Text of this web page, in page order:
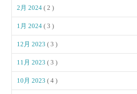
2月 2024( 2 )
1月 2024( 3 )
12月 2023( 3 )
11月 2023( 3 )
10月 2023( 4 )